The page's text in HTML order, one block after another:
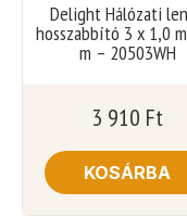
Delight Hálózati
hosszabbító 3 x 1,0
m – 20503WH
3 910 Ft
KOSÁRBA